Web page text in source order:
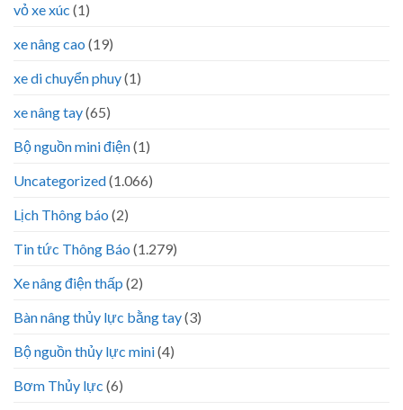
vỏ xe xúc (1)
xe nâng cao (19)
xe di chuyển phuy(1)
xe nâng tay(65)
Bộ nguồn mini điện(1)
Uncategorized(1.066)
Lịch Thông báo (2)
Tin tức Thông Báo (1.279)
Xe nâng điện thấp (2)
Bàn nâng thủy lực bằng tay(3)
Bộ nguồn thủy lực mini(4)
Bơm Thủy lực (6)